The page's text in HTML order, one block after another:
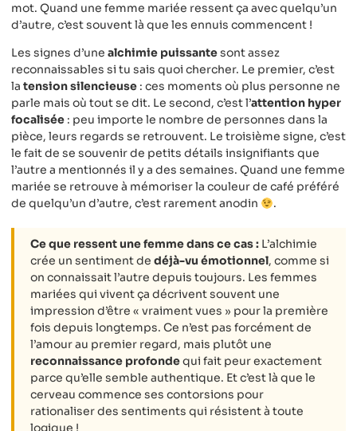
mot. Quand une femme mariée ressent ça avec quelqu’un
d’autre, c’est souvent là que les ennuis commencent !
Les signes d’une alchimie puissantesont assez
reconnaissables si tu sais quoi chercher. Le premier, c’est
la tension silencieuse : ces moments où plus personne ne
parle mais où tout se dit. Le second, c’est l’attention hyper
focalisée : peu importe le nombre de personnes dans la
pièce, leurs regards se retrouvent. Le troisième signe, c’est
le fait de se souvenir de petits détails insignifiants que
l’autre a mentionnés il y a des semaines. Quand une femme
mariée se retrouve à mémoriser la couleur de café préféré
de quelqu’un d’autre, c’est rarement anodin
.
Ce que ressent une femme dans ce cas : L’alchimie
crée un sentiment de déjà-vu émotionnel, comme si
on connaissait l’autre depuis toujours. Les femmes
mariées qui vivent ça décrivent souvent une
impression d’être « vraiment vues » pour la première
fois depuis longtemps. Ce n’est pas forcément de
l’amour au premier regard, mais plutôt une
reconnaissance profondequi fait peur exactement
parce qu’elle semble authentique. Et c’est là que le
cerveau commence ses contorsions pour
rationaliser des sentiments qui résistent à toute